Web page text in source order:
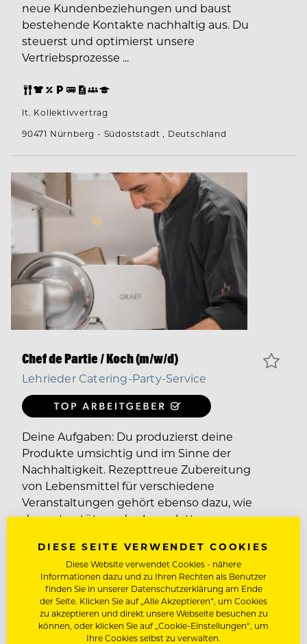
neue Kundenbeziehungen und baust
bestehende Kontakte nachhaltig aus. Du
steuerst und optimierst unsere
Vertriebsprozesse ...
lt. Kollektivvertrag
90471 Nürnberg - Südoststadt , Deutschland
Chef de Partie / Koch (m/w/d)
Lehrieder Catering-Party-Service
Deine Aufgaben: Du produzierst deine
Produkte umsichtig und im Sinne der
Nachhaltigkeit. Rezepttreue Zubereitung
von Lebensmittel für verschiedene
Veranstaltungen gehört ebenso dazu, wie
das unterstützen des kompletten
Führen und koordinieren Deines Postens in
der Küche. Auf Veranstaltungen betreust du
deine Bereiche mit den nötigen
Gegebenheiten. Fortführen unseres
„Naturliebe Küche“ Konzeptes in
Verbindung mit ...
DIESE SEITE VERWENDET COOKIES
Diese Website verwendet Cookies - nähere
Informationen dazu und zu Ihren Rechten als Benutzer
finden Sie in unserer Datenschutzerklärung am Ende
der Seite. Klicken Sie auf „Alle Akzeptieren“, um Cookies
zu akzeptieren und direkt unsere Webseite besuchen zu
können, oder klicken Sie auf „Cookie-Einstellungen“, um
Ihre Cookies selbst zu verwalten.